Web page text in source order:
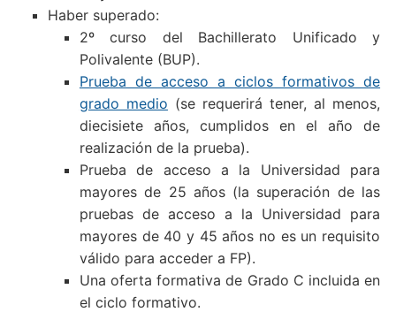
Haber superado:
2º curso del Bachillerato Unificado y
Polivalente (BUP).
Prueba de acceso a ciclos formativos de
grado medio (se requerirá tener, al menos,
diecisiete años, cumplidos en el año de
realización de la prueba).
Prueba de acceso a la Universidad para
mayores de 25 años (la superación de las
pruebas de acceso a la Universidad para
mayores de 40 y 45 años no es un requisito
válido para acceder a FP).
Una oferta formativa de Grado C incluida en
el ciclo formativo.